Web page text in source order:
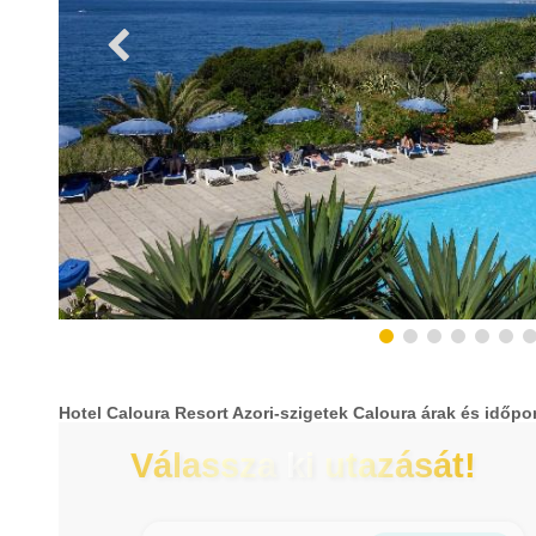
Hotel Caloura Resort Azori-szigetek Caloura árak és
Válassza ki utazását!